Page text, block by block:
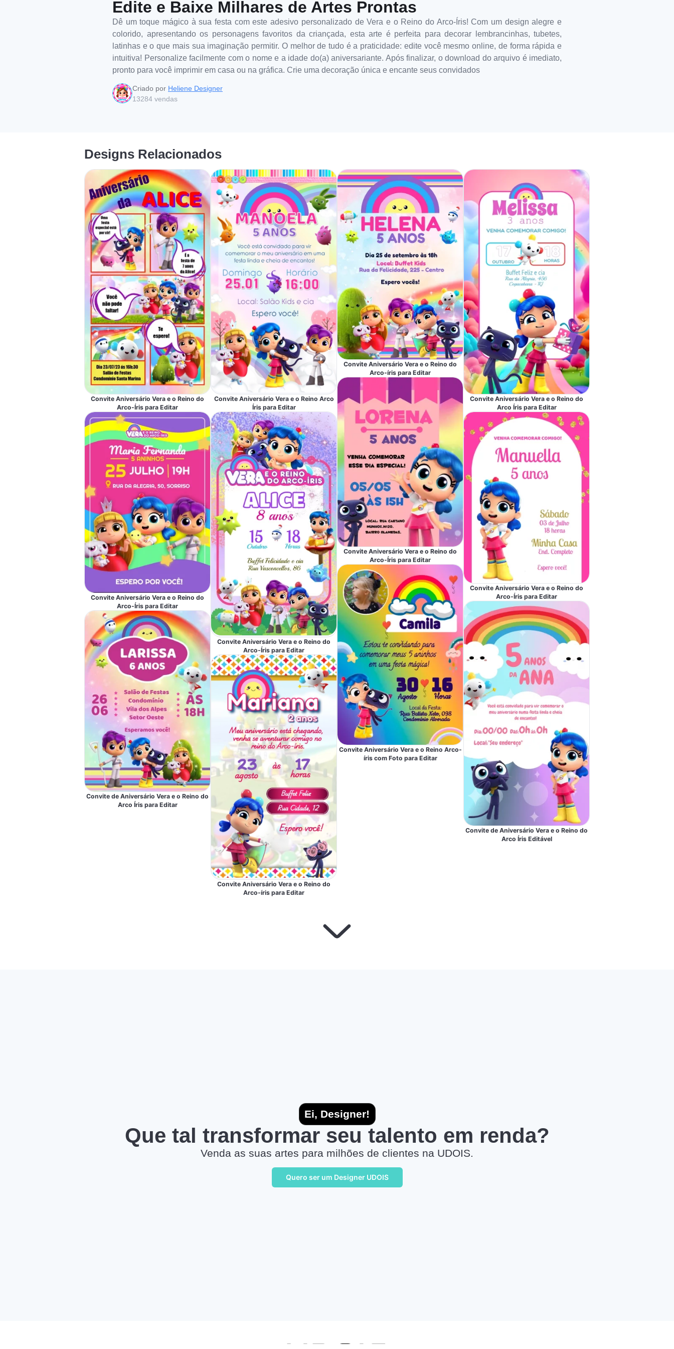
Edite e Baixe Milhares de Artes Prontas
Dê um toque mágico à sua festa com este adesivo personalizado de Vera e o Reino do Arco-Íris! Com um design alegre e
colorido, apresentando os personagens favoritos da criançada, esta arte é perfeita para decorar lembrancinhas, tubetes,
latinhas e o que mais sua imaginação permitir. O melhor de tudo é a praticidade: edite você mesmo online, de forma rápida e
intuitiva! Personalize facilmente com o nome e a idade do(a) aniversariante. Após finalizar, o download do arquivo é imediato,
pronto para você imprimir em casa ou na gráfica. Crie uma decoração única e encante seus convidados
Criado por Heliene Designer
13284 vendas
Designs Relacionados
Convite Aniversário Vera e o Reino do
Arco-Íris para Editar
Convite Aniversário Vera e o Reino do
Arco-Íris para Editar
Convite de Aniversário Vera e o Reino do
Arco Íris para Editar
Convite Aniversário Vera e o Reino Arco
Íris para Editar
Convite Aniversário Vera e o Reino do
Arco-Íris para Editar
Convite Aniversário Vera e o Reino do
Arco-íris para Editar
Convite Aniversário Vera e o Reino do
Arco-íris para Editar
Convite Aniversário Vera e o Reino do
Arco-Íris para Editar
Convite Aniversário Vera e o Reino Arco-
íris com Foto para Editar
Convite Aniversário Vera e o Reino do
Arco Íris para Editar
Convite Aniversário Vera e o Reino do
Arco-Íris para Editar
Convite de Aniversário Vera e o Reino do
Arco Íris Editável
Ei, Designer!
Que tal transformar seu talento em renda?
Venda as suas artes para milhões de clientes na UDOIS.
Quero ser um Designer UDOIS